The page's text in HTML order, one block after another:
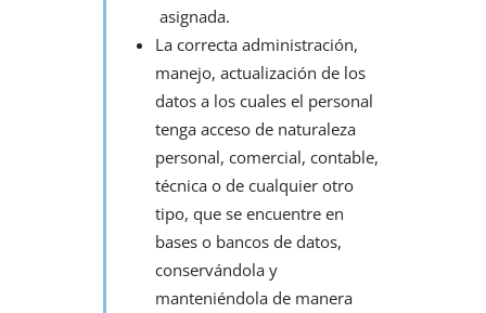
asignada.
La correcta administración,
manejo, actualización de los
datos a los cuales el personal
tenga acceso de naturaleza
personal, comercial, contable,
técnica o de cualquier otro
tipo, que se encuentre en
bases o bancos de datos,
conservándola y
manteniéndola de manera